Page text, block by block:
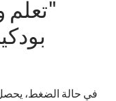
"تعلم
في حالة الضغط،